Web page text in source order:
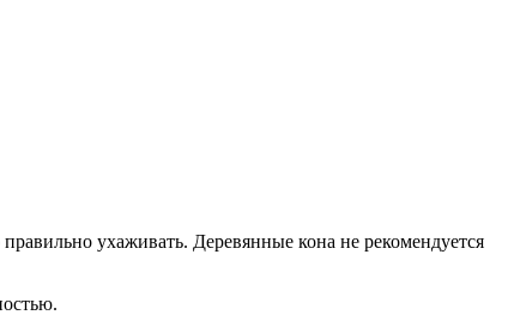
ухаживать. Деревянные кона не рекомендуется